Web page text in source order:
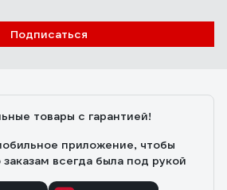
Подписаться
товары с гарантией!
приложение, чтобы
всегда была под рукой